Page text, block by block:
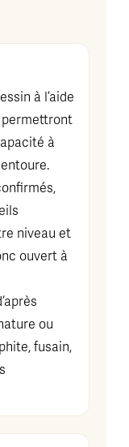
à l’aide
permettront
à
niveau et
ouvert à
ou
fusain,